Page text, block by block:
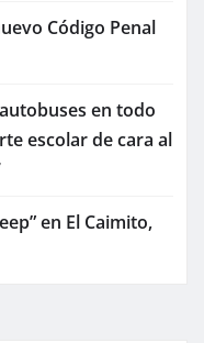
Código Penal
en todo
escolar de cara al
en El Caimito,